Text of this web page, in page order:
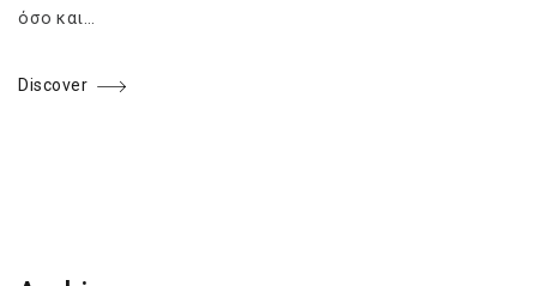
όσο και…
Discover